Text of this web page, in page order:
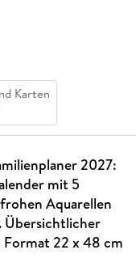
Karten
2027:
mit 5
Aquarellen
Übersichtlicher
22 x 48 cm